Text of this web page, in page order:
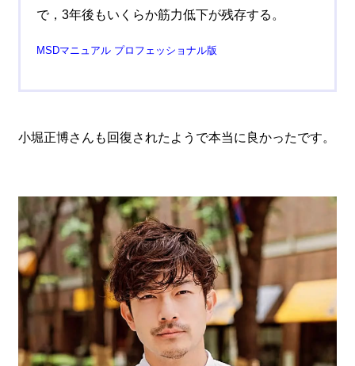
で，3年後もいくらか筋力低下が残存する。
MSDマニュアル プロフェッショナル版
小堀正博さんも回復されたようで本当に良かったです。